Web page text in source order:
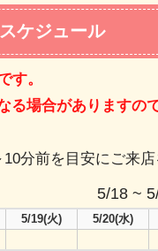
ケジュール
す。
る場合がありますの
分前を目安にご来
5/18 ~
5/19(火) 5/20(水)